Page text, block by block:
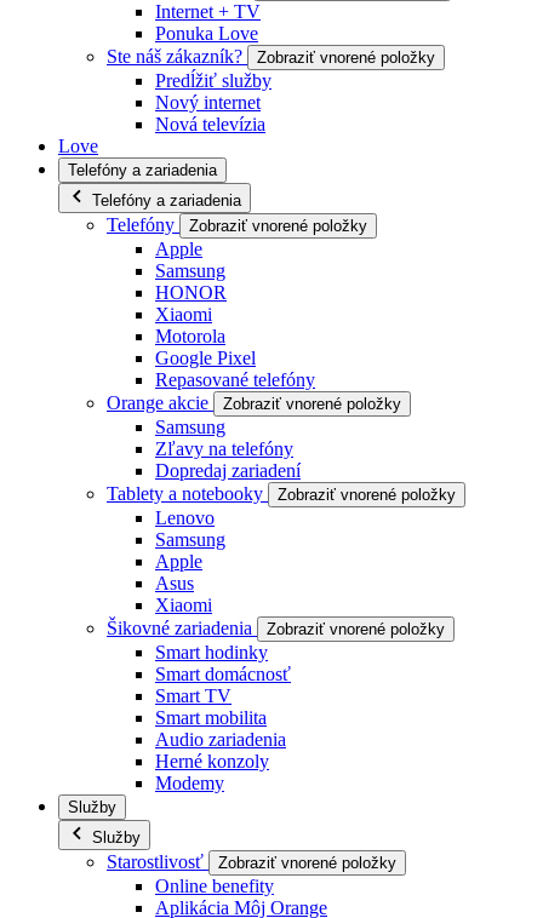
Internet + TV
Ponuka Love
Ste náš zákazník?
Zobraziť vnorené položky
Predĺžiť služby
Nový internet
Nová televízia
Love
Telefóny a zariadenia
Telefóny a zariadenia
Telefóny Zobraziť vnorené položky
Apple
Samsung
HONOR
Xiaomi
Motorola
Google Pixel
Repasované telefóny
Orange akcie
Zobraziť vnorené položky
Samsung
Zľavy na telefóny
Dopredaj zariadení
Tablety a notebooky
Zobraziť vnorené položky
Lenovo
Samsung
Apple
Asus
Xiaomi
Šikovné zariadenia
Zobraziť vnorené položky
Smart hodinky
Smart domácnosť
Smart TV
Smart mobilita
Audio zariadenia
Herné konzoly
Modemy
Služby
Služby
Starostlivosť Zobraziť vnorené položky
Online benefity
Aplikácia Môj Orange